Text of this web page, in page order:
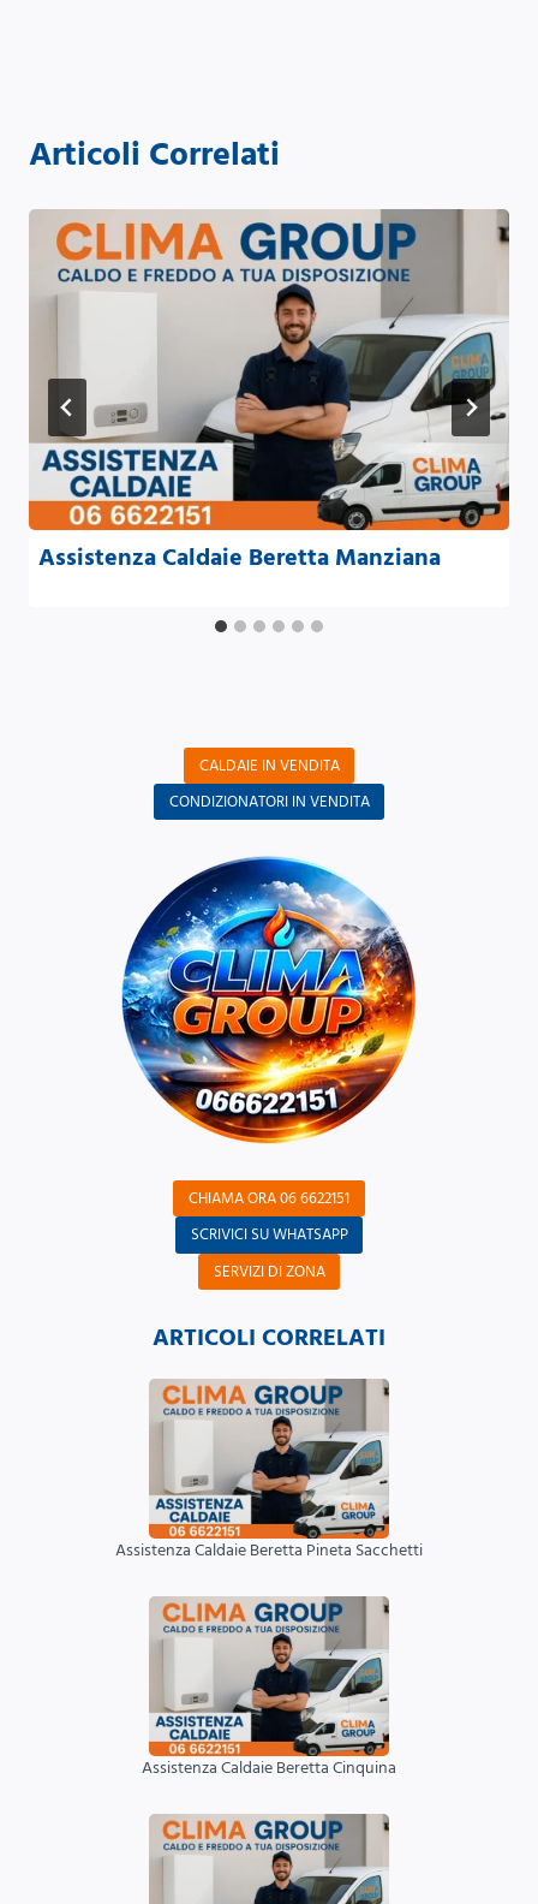
Articoli Correlati
Assistenza Caldaie Beretta Manziana
CALDAIE IN VENDITA
CONDIZIONATORI IN VENDITA
CHIAMA ORA 06 6622151
SCRIVICI SU WHATSAPP
SERVIZI DI ZONA
ARTICOLI CORRELATI
Assistenza Caldaie Beretta Pineta Sacchetti
Assistenza Caldaie Beretta Cinquina